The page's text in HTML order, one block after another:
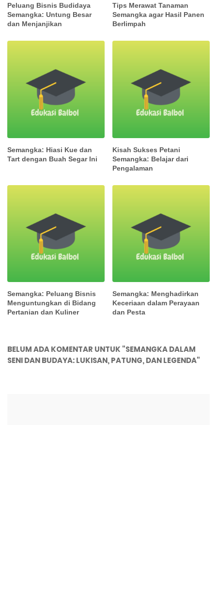
Peluang Bisnis Budidaya
Semangka: Untung Besar
dan Menjanjikan
Tips Merawat Tanaman
Semangka agar Hasil Panen
Berlimpah
Semangka: Hiasi Kue dan
Tart dengan Buah Segar Ini
Kisah Sukses Petani
Semangka: Belajar dari
Pengalaman
Semangka: Peluang Bisnis
Menguntungkan di Bidang
Pertanian dan Kuliner
Semangka: Menghadirkan
Keceriaan dalam Perayaan
dan Pesta
BELUM ADA KOMENTAR UNTUK "SEMANGKA DALAM
SENI DAN BUDAYA: LUKISAN, PATUNG, DAN LEGENDA"